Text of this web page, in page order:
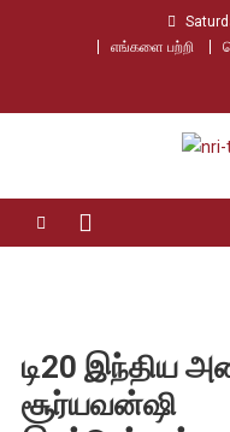
எங்களை பற்றி
Nri Tamil
டி20 இந்திய
சூர்யவன்ஷி